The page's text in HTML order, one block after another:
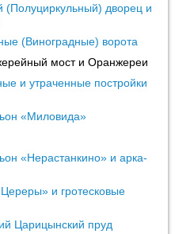
(Полуциркульный) дворец и
(Виноградные) ворота
мост и Оранжереи
и утраченные постройки
«Миловида»
«Нерастанкино» и арка-
и гротесковые
Царицынский пруд